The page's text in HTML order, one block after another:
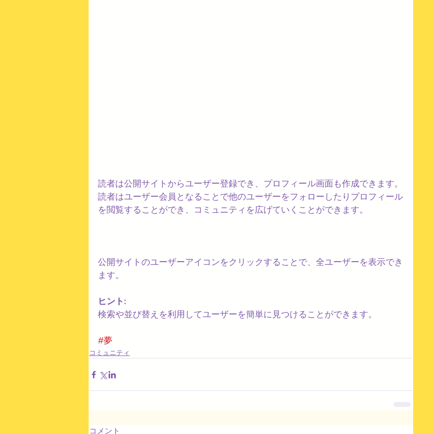
読者は公開サイトからユーザー登録でき、プロフィール画面も作成できます。
読者はユーザー会員となることで他のユーザーをフォローしたりプロフィール
を閲覧することができ、コミュニティを広げていくことができます。
公開サイトのユーザーアイコンをクリックすることで、全ユーザーを表示でき
ます。
ヒント:
検索や並び替えを利用してユーザーを簡単に見つけることができます。
#夢
コミュニティ
コメント